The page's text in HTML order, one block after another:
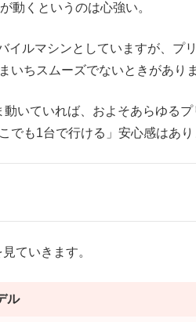
動くというのは心強い。
イルマシンとしていますが、プ
いちスムーズでないときがありま
いていれば、およそあらゆる
でも1台で行ける」安心感はあり
ていきます。
ル